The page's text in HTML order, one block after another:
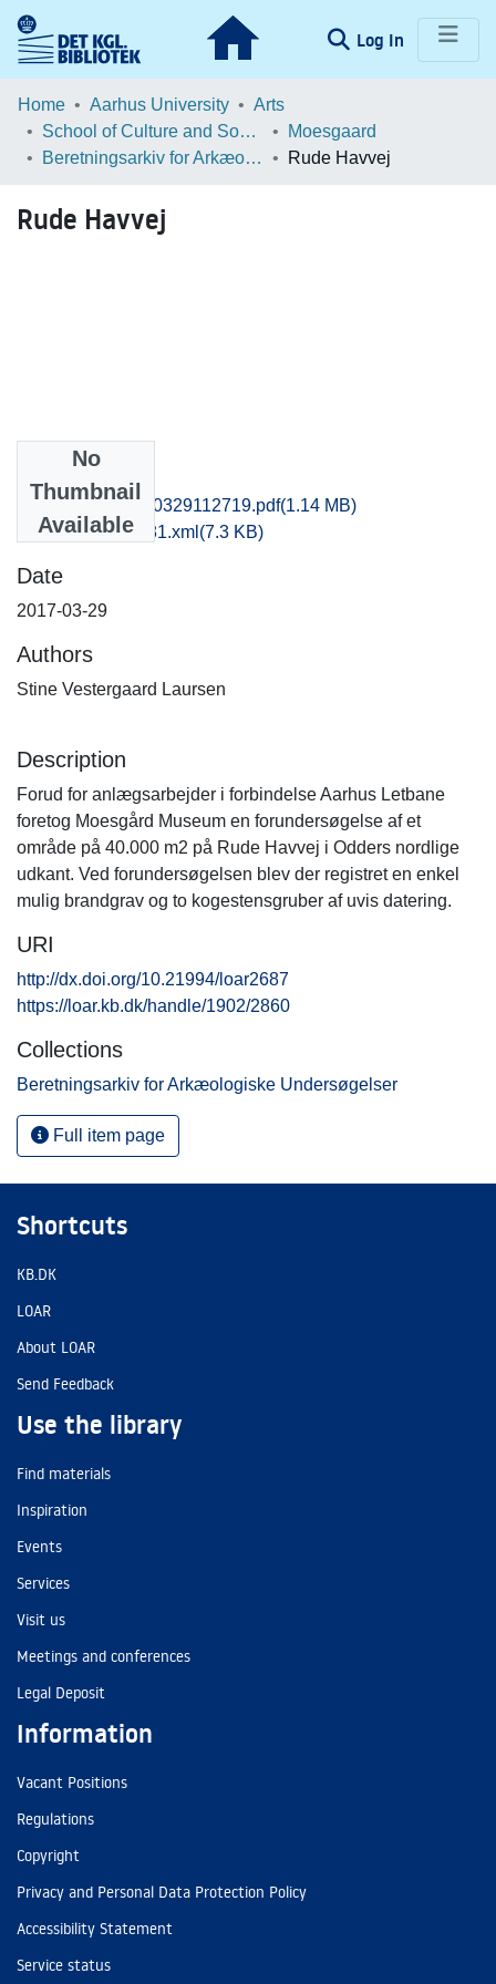
Log In (current)
Communities & Collections
Home Aarhus University
Arts
School of Culture and Society
Moesgaard
Beretningsarkiv for Arkæologiske Undersøgelser
Rude Havvej
Rude Havvej
No
Thumbnail
Available
fhm1stve_20170329112719.pdf(1.14 MB)
recordxml_item_81.xml (7.3 KB)
Date
2017-03-29
Authors
Stine Vestergaard Laursen
Description
Forud for anlægsarbejder i forbindelse Aarhus Letbane
foretog Moesgård Museum en forundersøgelse af et
område på 40.000 m2 på Rude Havvej i Odders nordlige
udkant. Ved forundersøgelsen blev der registret en enkel
mulig brandgrav og to kogestensgruber af uvis datering.
URI
http://dx.doi.org/10.21994/loar2687
https://loar.kb.dk/handle/1902/2860
Collections
Beretningsarkiv for Arkæologiske Undersøgelser
Full item page
Shortcuts
KB.DK
LOAR
About LOAR
Send Feedback
Use the library
Find materials
Inspiration
Events
Services
Visit us
Meetings and conferences
Legal Deposit
Information
Vacant Positions
Regulations
Copyright
Privacy and Personal Data Protection Policy
Accessibility Statement
Service status